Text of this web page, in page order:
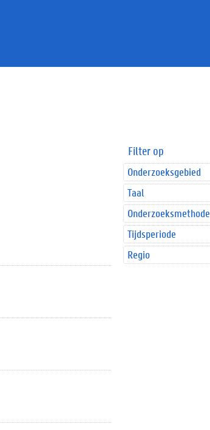
Filter op
Onderzoeksgebied
Taal
Onderzoeksmethode
Tijdsperiode
Regio